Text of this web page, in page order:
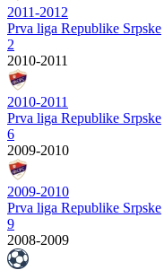
2011-2012
Prva liga Republike Srpske
2
2010-2011
2010-2011
Prva liga Republike Srpske
6
2009-2010
2009-2010
Prva liga Republike Srpske
9
2008-2009